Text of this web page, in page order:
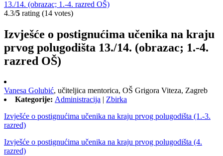
4.3/5 rating (14 votes)
Izvješće o postignućima učenika na kraju
prvog polugodišta 13./14. (obrazac; 1.-4.
razred OŠ)
Vanesa Golubić, učiteljica mentorica, OŠ Grigora Viteza, Zagreb
Kategorije: Administracija | Zbirka
Izvješće o postignućima učenika na kraju prvog polugodišta (1.-3.
razred)
Izvješće o postignućima učenika na kraju prvog polugodišta (4.
razred)